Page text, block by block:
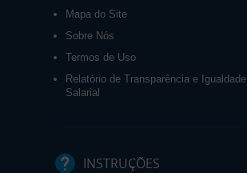
Mapa do Site
Sobre Nós
Termos de Uso
Relatório de Transparência e Igualdade
Salarial
INSTRUÇÕES